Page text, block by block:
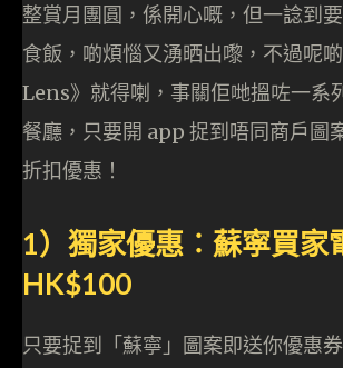
整賞月團圓，係開心嘅，但一諗到
食飯，啲煩惱又湧晒出嚟，不過呢
Lens》就得喇，事關佢哋搵咗一系
餐廳，只要開 app 捉到唔同商戶圖
折扣優惠！
1）獨家優惠︰蘇寜買家
HK$100
只要捉到「蘇寧」圖案即送你優惠